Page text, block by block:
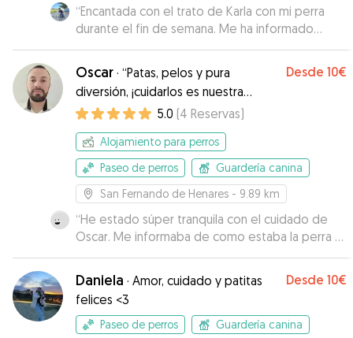
“Encantada con el trato de Karla con mi perra
durante el fin de semana. Me ha informado
todos los días y me ha enviado videos. Y lo más
importante, ¡¡La perra vino súper feliz!! ”
Oscar · “Patas, pelos y pura
diversión, ¡cuidarlos es nuestra
pasión!”
Desde 10€
5.0 (4 Reservas)
Alojamiento para perros
Paseo de perros
Guardería canina
San Fernando de Henares - 9.89 km
“He estado súper tranquila con el cuidado de
Oscar. Me informaba de como estaba la perra y
me enviaba fotos. La perra se fué con ellos sin
problema.
Daniela · Amor, cuidado y patitas
felices <3
Desde 10€
Paseo de perros
Guardería canina